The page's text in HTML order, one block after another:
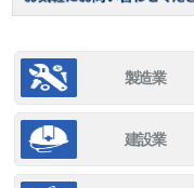
製造業
建設業